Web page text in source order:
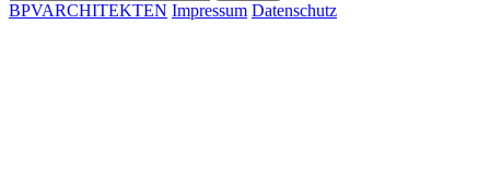
BPVARCHITEKTEN Impressum Datenschutz